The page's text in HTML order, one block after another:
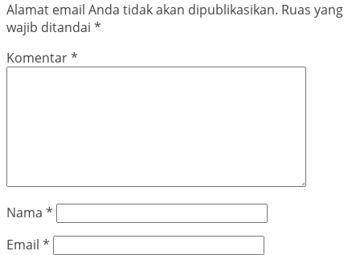
Alamat email Anda tidak akan dipublikasikan. Ruas yang
wajib ditandai *
Komentar*
Nama *
Email *